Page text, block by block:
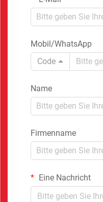
Mobil/WhatsApp
Code
Name
Firmenname
Eine Nachricht